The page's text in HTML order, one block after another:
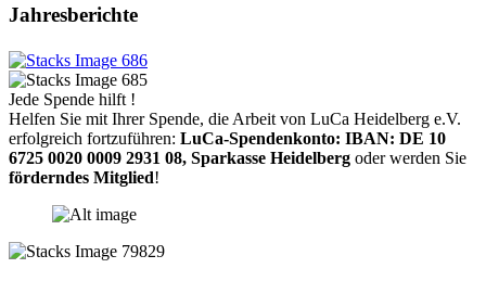
Jahresberichte
Jede Spende hilft !
Helfen Sie mit Ihrer Spende, die Arbeit von LuCa Heidelberg e.V.
erfolgreich fortzuführen: LuCa-Spendenkonto: IBAN: DE 10
6725 0020 0009 2931 08, Sparkasse Heidelberg oder werden Sie
förderndes Mitglied!